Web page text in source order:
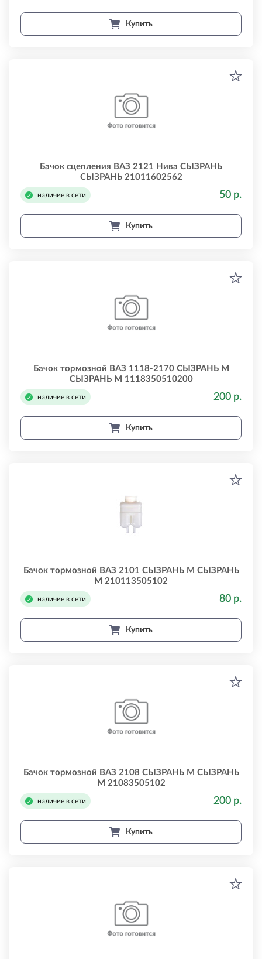
Купить
Бачок сцепления ВАЗ 2121 Нива СЫЗРАНЬ
СЫЗРАНЬ 21011602562
наличие в сети 50 р.
Купить
Бачок тормозной ВАЗ 1118-2170 СЫЗРАНЬ М
СЫЗРАНЬ М 1118350510200
наличие в сети 200 р.
Купить
Бачок тормозной ВАЗ 2101 СЫЗРАНЬ М СЫЗРАНЬ
М 210113505102
наличие в сети 80 р.
Купить
Бачок тормозной ВАЗ 2108 СЫЗРАНЬ М СЫЗРАНЬ
М 21083505102
наличие в сети 200 р.
Купить